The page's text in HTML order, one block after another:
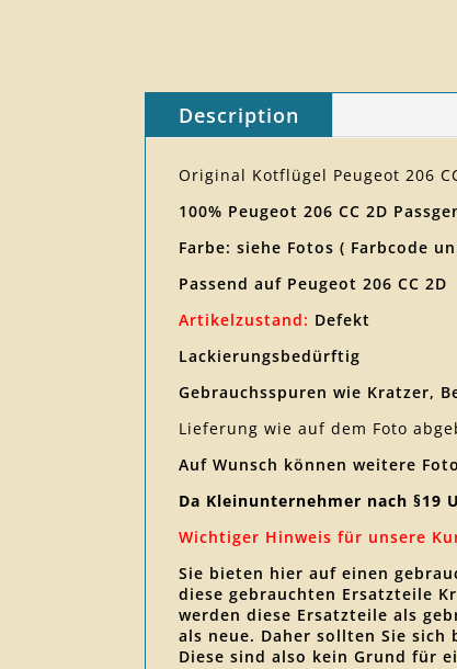
Description
Original Kotflügel Peugeot 206
100% Peugeot 206 CC 2D
Farbe: siehe Fotos ( Farbcode
Passend auf Peugeot 206 CC 2D
Artikelzustand: Defekt
Lackierungsbedürftig
Gebrauchsspuren wie Kratzer,
Lieferung wie auf dem Foto
Auf Wunsch können weitere
Da Kleinunternehmer nach §19
Wichtiger Hinweis für unsere
Sie bieten hier auf einen
diese gebrauchten Ersatzteile
werden diese Ersatzteile als
als neue. Daher sollten Sie sich
Diese sind also kein Grund für